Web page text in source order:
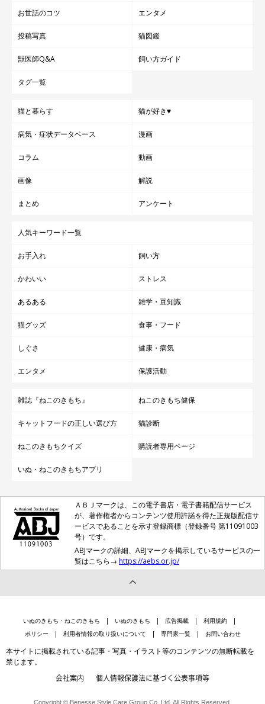
避妊・去勢手術は、子孫を残す目的がある場合以外はしておくほ
手術をするしないは飼い主さんが決めることですが、病気のリス
ておきましょう。
愛猫からのおねだりに応えたかったり、飼い主さん自身タバコを
吸いたかったり、部屋でアロマを炊きたかったり。そうした気持
ちも理解できますが、一緒に暮らしている愛猫の体に負担をかけ
てしまうと、飼い主さんは覚えておいてください。
お世話のコツ エンタメ
投稿写真 猫図鑑
獣医師Q&A 飼い方ガイド
タグ一覧
猫と暮らす 猫が好き♥
病気・症状データベース 漫画
コラム 動画
画像 解説
まとめ アンケート
人気キーワード一覧
お手入れ 飼い方
かわいい ストレス
あるある 雑学・豆知識
猫グッズ 食事・フード
しぐさ 健康・病気
エンタメ 保護活動
雑誌『ねこのきもち』 ねこのきもち健保
キャットフードの正しい選び方 猫診断
ねこのきもちクイズ 購読者専用ページ
いぬ・ねこのきもちアプリ
ＡＢＪマークは、この電子書店・電子書籍配信サービス
が、著作権者からコンテンツ使用許諾を得た正規版配信サ
ービスであることを示す登録商標（登録番号 第11091003
号）です。
ABJマークの詳細、ABJマークを掲示しているサービスの一
覧はこちら→ https://aebs.or.jp/
いぬのきもち・ねこのきもち いぬのきもち 広告掲載
利用規約
ポリシー
利用者情報の取り扱いについて 専門家一覧 お問い合わせ
本サイトに掲載されている記事・写真・イラスト等のコンテンツの無断転載を
禁じます。
会社案内 個人情報保護法に基づく公表事項等
Copyright © Benesse Style Care Group Co.,Ltd. All Rights Reserved.